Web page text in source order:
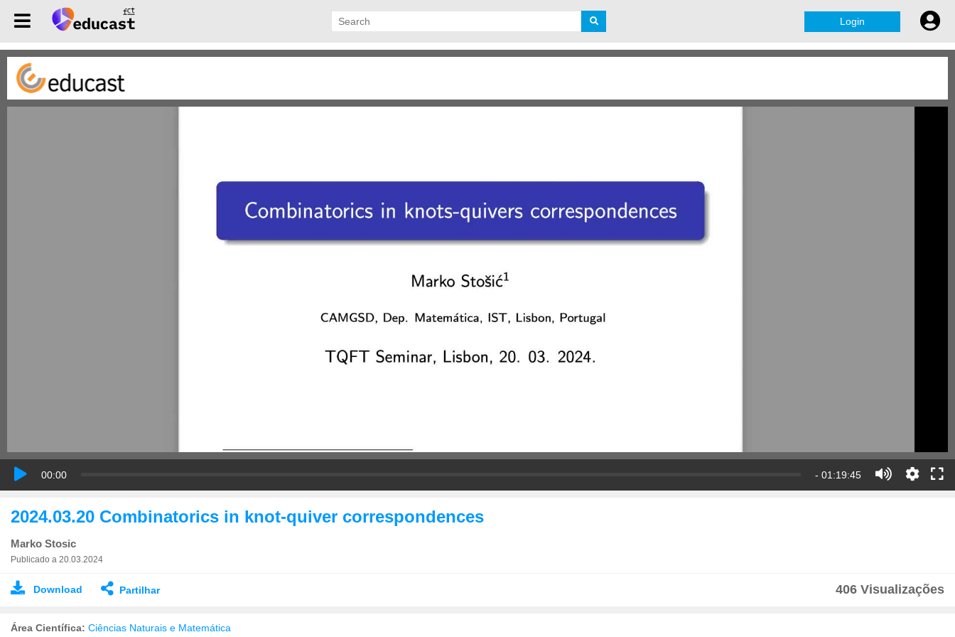
Login
00:00 - 01:19:45
2024.03.20 Combinatorics in knot-quiver correspondences
Marko Stosic
Publicado a 20.03.2024
Download Partilhar 406 Visualizações
Área Científica: Ciências Naturais e Matemática